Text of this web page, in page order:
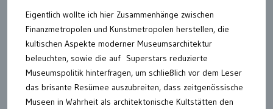
Eigentlich wollte ich hier Zusammenhänge zwischen
Finanzmetropolen und Kunstmetropolen herstellen, die
kultischen Aspekte moderner Museumsarchitektur
beleuchten, sowie die auf Superstars reduzierte
Museumspolitik hinterfragen, um schließlich vor dem Leser
das brisante Resümee auszubreiten, dass zeitgenössische
Museen in Wahrheit als architektonische Kultstätten den